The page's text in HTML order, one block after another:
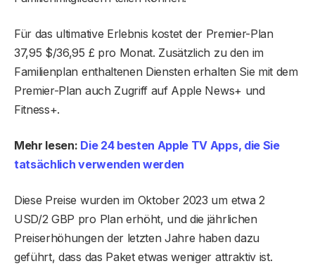
Für das ultimative Erlebnis kostet der Premier-Plan
37,95 $/36,95 £ pro Monat. Zusätzlich zu den im
Familienplan enthaltenen Diensten erhalten Sie mit dem
Premier-Plan auch Zugriff auf Apple News+ und
Fitness+.
Mehr lesen: Die 24 besten Apple TV Apps, die Sie
tatsächlich verwenden werden
Diese Preise wurden im Oktober 2023 um etwa 2
USD/2 GBP pro Plan erhöht, und die jährlichen
Preiserhöhungen der letzten Jahre haben dazu
geführt, dass das Paket etwas weniger attraktiv ist.